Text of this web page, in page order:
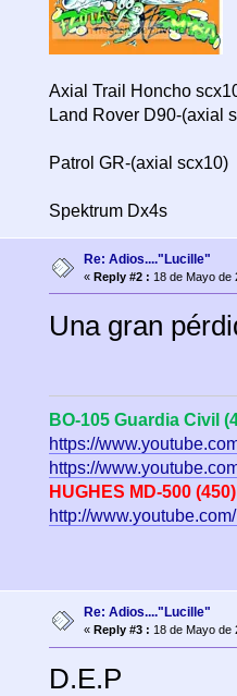
Axial Trail Honcho
Land Rover D90-(axial
Patrol GR-(axial scx10)
Spektrum Dx4s
Re: Adios...."Lucille"
« Reply #2 : 18 de Mayo de
Una gran
BO-105 Guardia Civil
https://
https://
HUGHES MD-500 (450)
http://
Re: Adios...."Lucille"
« Reply #3 : 18 de Mayo de
D.E.P